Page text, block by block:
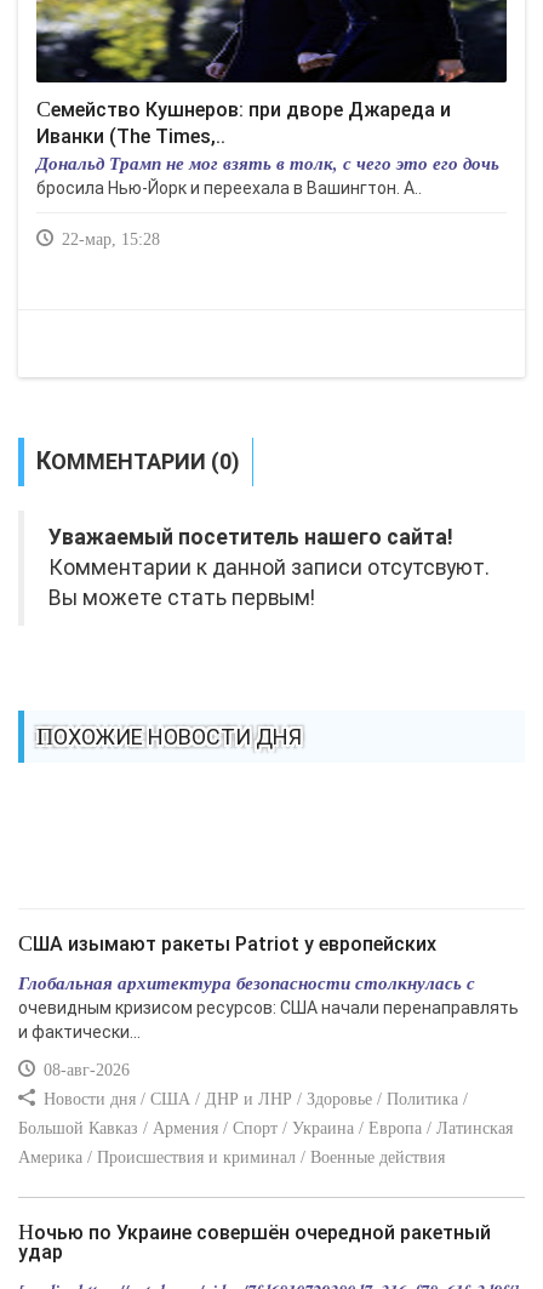
Семейство Кушнеров: при дворе Джареда и
Иванки (The Times,..
Дональд Трамп не мог взять в толк, с чего это его дочь
бросила Нью-Йорк и переехала в Вашингтон. А..
22-мар, 15:28
КОММЕНТАРИИ (0)
Уважаемый посетитель нашего сайта!
Комментарии к данной записи отсутсвуют.
Вы можете стать первым!
ПОХОЖИЕ НОВОСТИ ДНЯ
США изымают ракеты Patriot у европейских
Глобальная архитектура безопасности столкнулась с
очевидным кризисом ресурсов: США начали перенаправлять
и фактически...
08-авг-2026
Новости дня / США / ДНР и ЛНР / Здоровье / Политика /
Большой Кавказ / Армения / Спорт / Украина / Европа / Латинская
Америка / Происшествия и криминал / Военные действия
Ночью по Украине совершён очередной ракетный
удар